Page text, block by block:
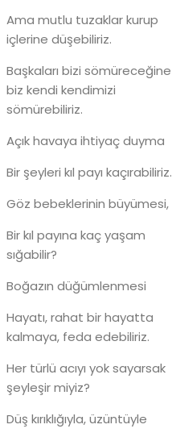
Ama mutlu tuzaklar kurup
içlerine düşebiliriz.
Başkaları bizi sömüreceğine
biz kendi kendimizi
sömürebiliriz.
Açık havaya ihtiyaç duyma
Bir şeyleri kıl payı kaçırabiliriz.
Göz bebeklerinin büyümesi,
Bir kıl payına kaç yaşam
sığabilir?
Boğazın düğümlenmesi
Hayatı, rahat bir hayatta
kalmaya, feda edebiliriz.
Her türlü acıyı yok sayarsak
şeyleşir miyiz?
Düş kırıklığıyla, üzüntüyle